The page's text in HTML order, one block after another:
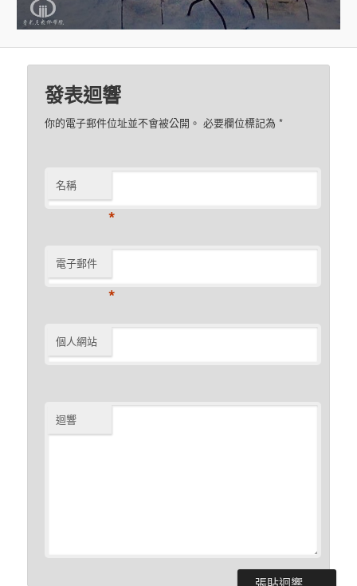
發表迴響
你的電子郵件位址並不會被公開。 必要欄位標記為*
名稱
*
電子郵件
*
個人網站
迴響